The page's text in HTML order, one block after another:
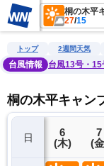
27/15
雨雲レーダー 台風
トップ 2週間天気
台風情報
台風13号・
桐の木平キャン
日
5
(水)
6
(木)
7
(